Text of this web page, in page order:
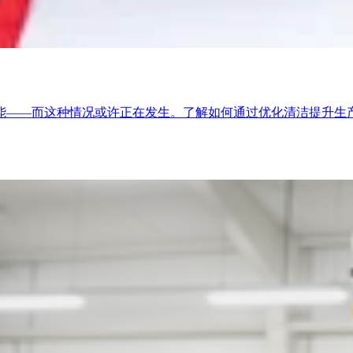
——而这种情况或许正在发生。了解如何通过优化清洁提升生